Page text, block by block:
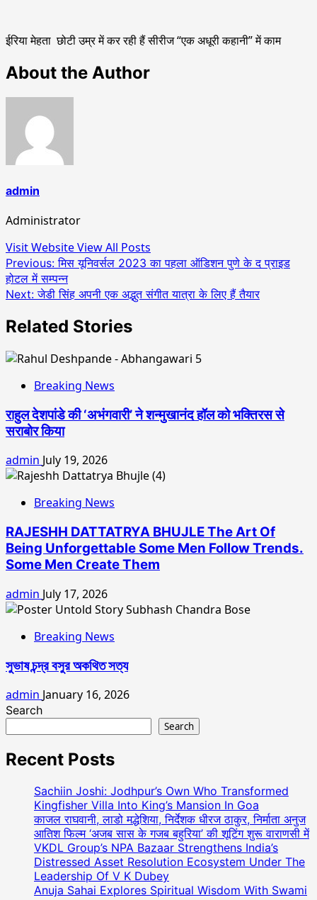
ईरिया मेहता छोटी उम्र में कर रही हैं सीरीज “एक अधूरी कहानी” में काम
About the Author
admin
Administrator
Visit WebsiteView All Posts
Post
navigation
Previous:मिस यूनिवर्सल 2023 का पहला ऑडिशन पुणे के द प्राइड
होटल में सम्पन्न
Next:जेडी सिंह अपनी एक अद्भुत संगीत यात्रा के लिए हैं तैयार
Related Stories
Breaking News
राहुल देशपांडे की ‘अभंगवारी’ ने शन्मुखानंद हॉल को भक्तिरस से
सराबोर किया
admin July 19, 2026
Breaking News
RAJESHH DATTATRYA BHUJLE The Art Of
Being Unforgettable Some Men Follow Trends.
Some Men Create Them
admin July 17, 2026
Breaking News
সুভাষ চন্দ্র বসুর অকথিত সত্য
admin January 16, 2026
Search
Search
Recent Posts
Sachiin Joshi: Jodhpur’s Own Who Transformed
Kingfisher Villa Into King’s Mansion In Goa
काजल राघवानी, लाडो मद्धेशिया, निर्देशक धीरज ठाकुर, निर्माता अनुज
आतिश फिल्म ‘अजब सास के गजब बहुरिया’ की शूटिंग शुरू वाराणसी में
VKDL Group’s NPA Bazaar Strengthens India’s
Distressed Asset Resolution Ecosystem Under The
Leadership Of V K Dubey
Anuja Sahai Explores Spiritual Wisdom With Swami